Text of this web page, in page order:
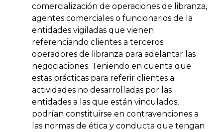
comercialización de operaciones de libranza,
agentes comerciales o funcionarios de la
entidades vigiladas que vienen
referenciando clientes a terceros
operadores de libranza para adelantar las
negociaciones. Teniendo en cuenta que
estas prácticas para referir clientes a
actividades no desarrolladas por las
entidades a las que están vinculados,
podrían constituirse en contravenciones a
las normas de ética y conducta que tengan